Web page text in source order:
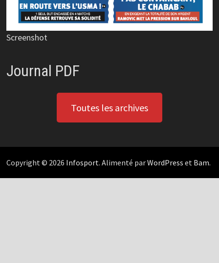
Screenshot
Journal PDF
Toutes les archives
Copyright © 2026 Infosport. Alimenté parWordPress et Bam.